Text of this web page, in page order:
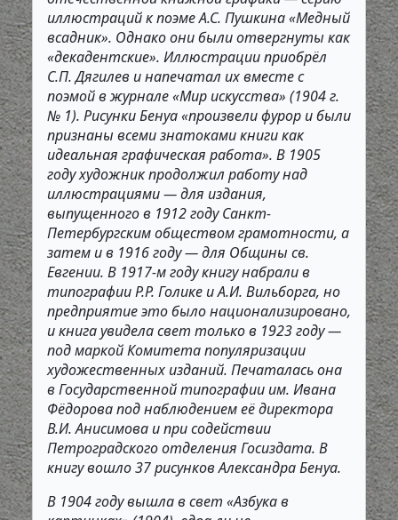
иллюстраций к поэме А.С. Пушкина «Медный
всадник». Однако они были отвергнуты как
«декадентские». Иллюстрации приобрёл
С.П. Дягилев и напечатал их вместе с
поэмой в журнале «Мир искусства» (1904 г.
№ 1). Рисунки Бенуа «произвели фурор и были
признаны всеми знатоками книги как
идеальная графическая работа». В 1905
году художник продолжил работу над
иллюстрациями — для издания,
выпущенного в 1912 году Санкт-
Петербургским обществом грамотности, а
затем и в 1916 году — для Общины св.
Евгении. В 1917-м году книгу набрали в
типографии Р.Р. Голике и А.И. Вильборга, но
предприятие это было национализировано,
и книга увидела свет только в 1923 году —
под маркой Комитета популяризации
художественных изданий. Печаталась она
в Государственной типографии им. Ивана
Фёдорова под наблюдением её директора
В.И. Анисимова и при содействии
Петроградского отделения Госиздата. В
книгу вошло 37 рисунков Александра Бенуа.
В 1904 году вышла в свет «Азбука в